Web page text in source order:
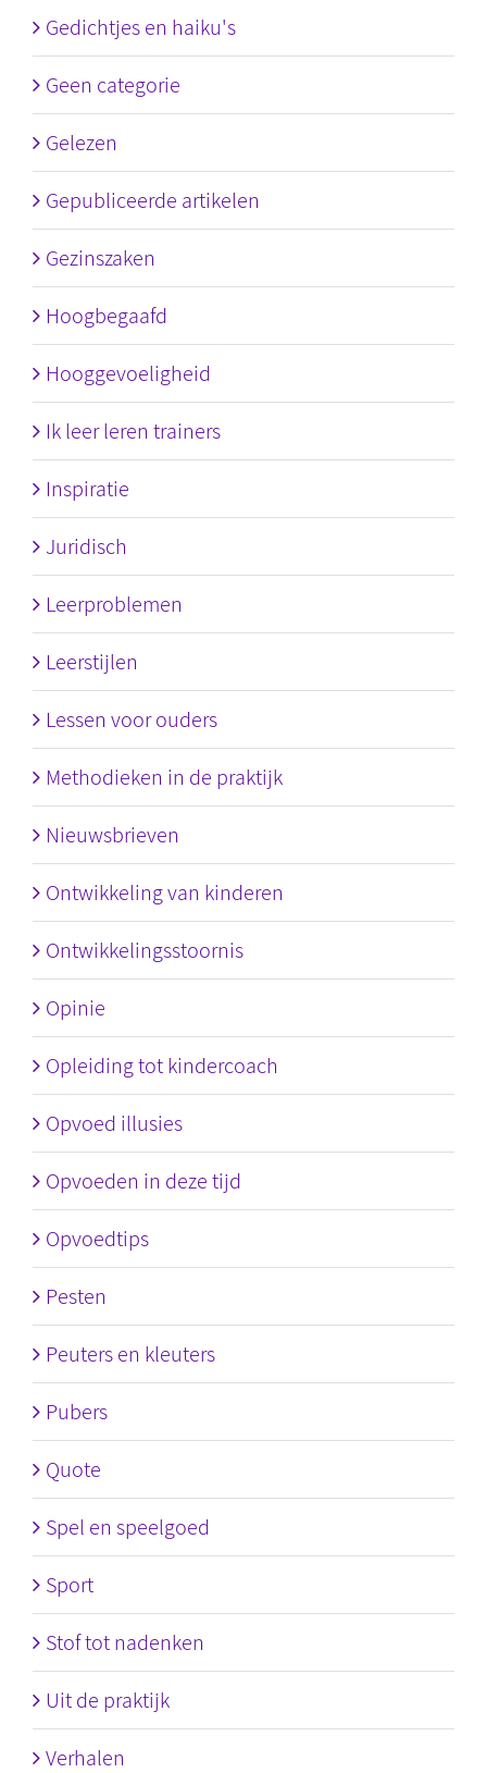
Gedichtjes en haiku's
Geen categorie
Gelezen
Gepubliceerde artikelen
Gezinszaken
Hoogbegaafd
Hooggevoeligheid
Ik leer leren trainers
Inspiratie
Juridisch
Leerproblemen
Leerstijlen
Lessen voor ouders
Methodieken in de praktijk
Nieuwsbrieven
Ontwikkeling van kinderen
Ontwikkelingsstoornis
Opinie
Opleiding tot kindercoach
Opvoed illusies
Opvoeden in deze tijd
Opvoedtips
Pesten
Peuters en kleuters
Pubers
Quote
Spel en speelgoed
Sport
Stof tot nadenken
Uit de praktijk
Verhalen